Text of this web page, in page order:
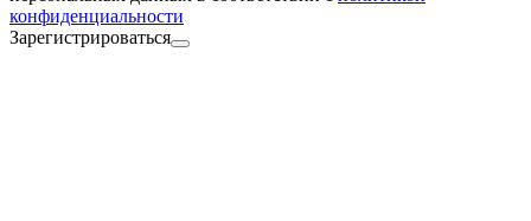
конфиденциальности
Зарегистрироваться